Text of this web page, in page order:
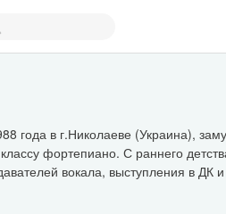
года в г.Николаеве (Украина),
фортепиано. С раннего
вокала, выступления в ДК